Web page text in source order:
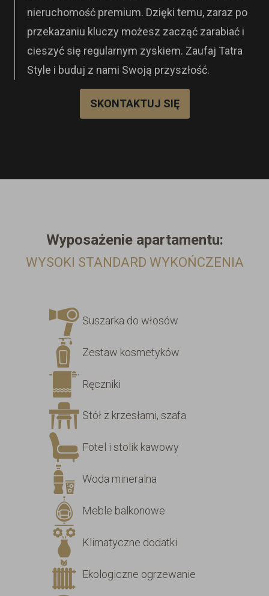
nieruchomość premium. Dzięki temu, zaraz po
przekazaniu kluczy możesz zacząć zarabiać i
cieszyć się regularnym zyskiem. Zaufaj Tatra
Style i buduj z nami Swoją przyszłość.
SKONTAKTUJ SIĘ
Wyposażenie apartamentu:
WYSOKI STANDARD WYKOŃCZENIA
Suszarka do włosów
Zestaw kosmetyków
Ręczniki
Stół z krzesłami, szafa
Fotel i stolik kawowy
Woda mineralna
Meble balkonowe
Klimatyczne dodatki
Ekologiczne ogrzewanie